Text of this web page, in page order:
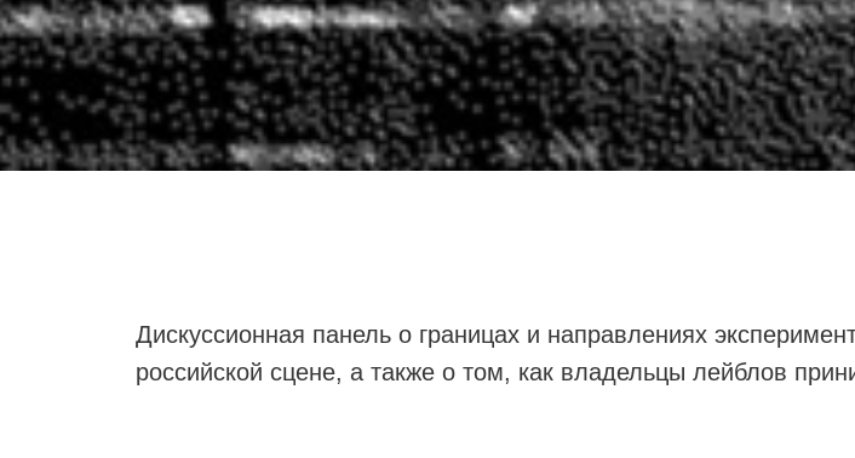
Дискуссионная панель о границах и направлениях
российской сцене, а также о том, как владельцы лейблов